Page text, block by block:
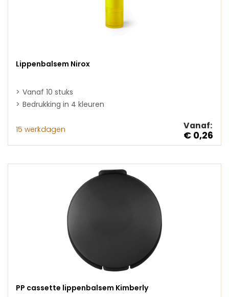
Lippenbalsem Nirox
Vanaf 10 stuks
Bedrukking in 4 kleuren
15 werkdagen Vanaf:
€ 0,26
PP cassette lippenbalsem Kimberly